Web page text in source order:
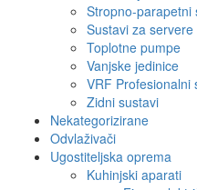
Stropno-parapetni
Sustavi za servere
Toplotne pumpe
Vanjske jedinice
VRF Profesionalni
Zidni sustavi
Nekategorizirane
Odvlaživači
Ugostiteljska oprema
Kuhinjski aparati